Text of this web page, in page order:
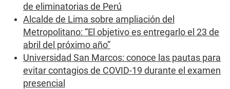
de eliminatorias de Perú
Alcalde de Lima sobre ampliación del
Metropolitano: “El objetivo es entregarlo el 23 de
abril del próximo año”
Universidad San Marcos: conoce las pautas para
evitar contagios de COVID-19 durante el examen
presencial